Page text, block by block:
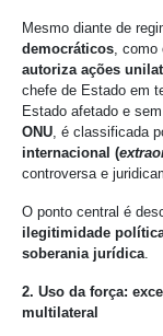
Mesmo diante de
democráticos, como
autoriza ações
chefe de Estado em
Estado afetado e
ONU, é classificada
internacional (
controversa e
O ponto central é
ilegitimidade
soberania jurídica.
2. Uso da força:
multilateral